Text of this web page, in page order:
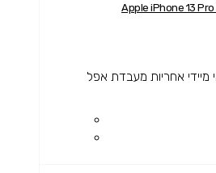
מיידי אחריות מעבדת אפל